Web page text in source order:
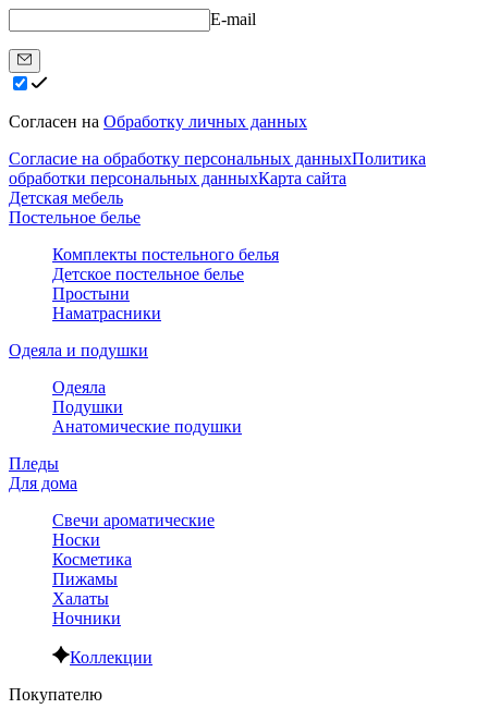
E-mail
Согласен на Обработку личных данных
Согласие на обработку персональных данныхПолитика
обработки персональных данныхКарта сайта
Детская мебель
Постельное белье
Комплекты постельного белья
Детское постельное белье
Простыни
Наматрасники
Одеяла и подушки
Одеяла
Подушки
Анатомические подушки
Пледы
Для дома
Свечи ароматические
Носки
Косметика
Пижамы
Халаты
Ночники
Коллекции
Покупателю